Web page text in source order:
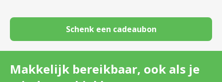
Schenk een cadeaubon
Makkelijk bereikbaar, ook als je